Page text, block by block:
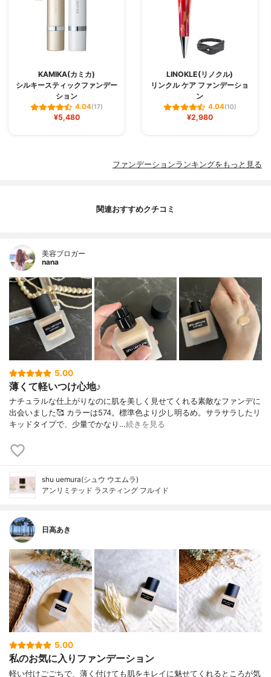
KAMIKA(カミカ)
シルキースティックファンデー
ション
4.04(17)
¥5,480
LINOKLE(リノクル)
リンクル ケア ファンデーショ
ン
4.04(10)
¥2,980
ファンデーションランキングをもっと見る
関連おすすめクチコミ
美容ブロガー
nana
5.00
薄くて軽いつけ心地♪
ナチュラルな仕上がりなのに肌を美しく見せてくれる素敵なファンデに
出会いました🥰 カラーは574。標準色より少し明るめ。サラサラしたリ
キッドタイプで、少量でかなり…続きを見る
shu uemura(シュウ ウエムラ)
アンリミテッド ラスティング フルイド
日高あき
5.00
私のお気に入りファンデーション
軽い付けごごちで、薄く付けても肌をキレイに魅せてくれるところが気